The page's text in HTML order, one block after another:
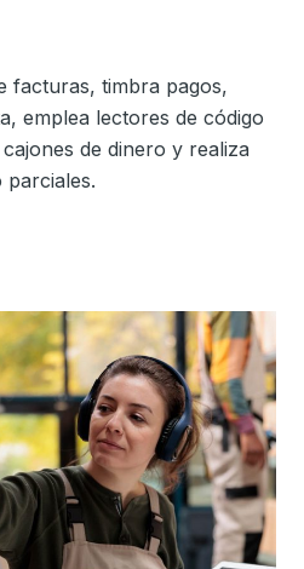
facturas, timbra pagos,
emplea lectores de código
de dinero y realiza
parciales.